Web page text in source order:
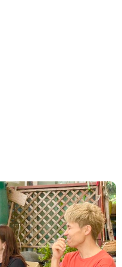
,新着情報
解禁！
楽しみです。 コロナ
触れ合い。 やっと解